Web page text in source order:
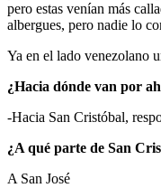
pero estas venían más
albergues, pero nadie lo
Ya en el lado venezolano
¿Hacia dónde van por
-Hacia San Cristóbal,
¿A qué parte de San
A San José